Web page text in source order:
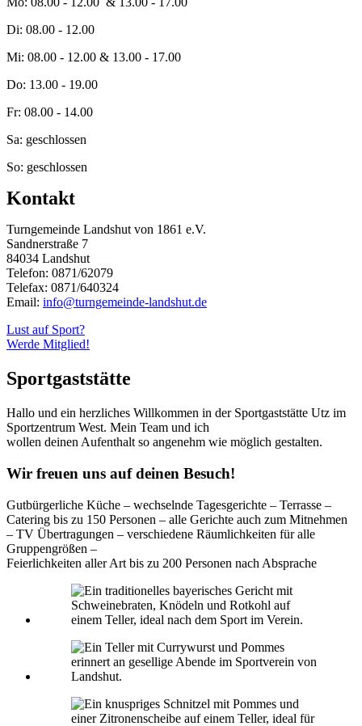
Di: 08.00 - 12.00
Mi: 08.00 - 12.00 & 13.00 - 17.00
Do: 13.00 - 19.00
Fr: 08.00 - 14.00
Sa: geschlossen
So: geschlossen
Kontakt
Turngemeinde Landshut von 1861 e.V.
Sandnerstraße 7
84034 Landshut
Telefon: 0871/62079
Telefax: 0871/640324
Email: info@turngemeinde-landshut.de
Lust auf Sport?
Werde Mitglied!
Sportgaststätte
Hallo und ein herzliches Willkommen in der Sportgaststätte Utz im
Sportzentrum West. Mein Team und ich
wollen deinen Aufenthalt so angenehm wie möglich gestalten.
Wir freuen uns auf deinen Besuch!
Gutbürgerliche Küche – wechselnde Tagesgerichte – Terrasse –
Catering bis zu 150 Personen – alle Gerichte auch zum Mitnehmen
– TV Übertragungen – verschiedene Räumlichkeiten für alle
Gruppengrößen –
Feierlichkeiten aller Art bis zu 200 Personen nach Absprache